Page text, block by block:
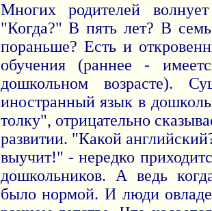
Многих родителей
"Когда?" В пять лет? В
пораньше? Есть и
обучения (раннее -
дошкольном возрасте).
иностранный язык в
толку", отрицательно
развитии. "Какой
выучит!" - нередко
дошкольников. А ведь
было нормой. И люди